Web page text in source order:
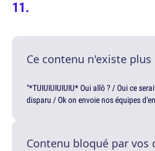
Ce contenu n'existe plus
"*TUIUIUIUIUIU* Oui allô ? / Oui ce
disparu / Ok on envoie nos équipes
Contenu bloqué par vos